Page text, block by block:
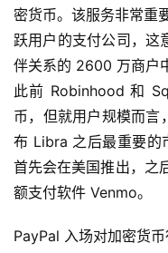
密货币。该服务非常重
跃用户的支付公司，这
伴关系的 2600 万商户
此前 Robinhood 和
币，但就用户规模而
布 Libra 之后最重要的
首先会在美国推出，之
额支付软件 Venmo。
PayPal 入场对加密货币